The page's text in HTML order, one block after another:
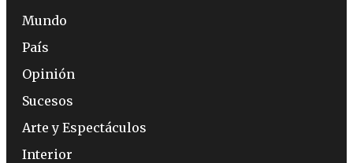
Mundo
País
Opinión
Sucesos
Arte y Espectáculos
Interior